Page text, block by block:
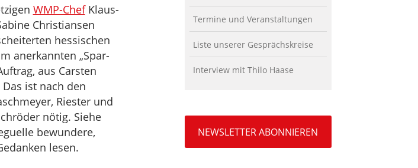
WMP-ChefKlaus-
Christiansen
hessischen
anerkannten „Spar-
aus Carsten
ist nach den
Riester und
nötig. Siehe
bewundere,
lesen.
Termine und Veranstaltungen
Liste unserer Gesprächskreise
Interview mit Thilo Haase
NEWSLETTER ABONNIEREN